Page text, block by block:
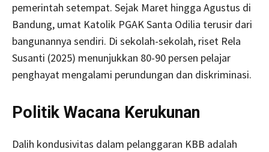
pemerintah setempat. Sejak Maret hingga Agustus di
Bandung, umat Katolik PGAK Santa Odilia terusir dari
bangunannya sendiri. Di sekolah-sekolah, riset Rela
Susanti (2025) menunjukkan 80-90 persen pelajar
penghayat mengalami perundungan dan diskriminasi.
Politik Wacana Kerukunan
Dalih kondusivitas dalam pelanggaran KBB adalah